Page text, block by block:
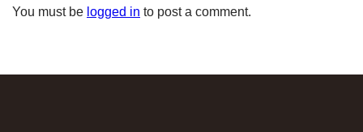
You must be logged in to post a comment.